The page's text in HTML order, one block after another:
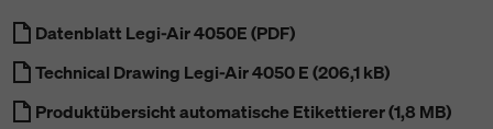
geeignet als Transportlösung
Datenblatt Legi-Air 4050E (PDF)
Technical Drawing Legi-Air 4050 E (206,1 kB)
Produktübersicht automatische Etikettierer (1,8 MB)